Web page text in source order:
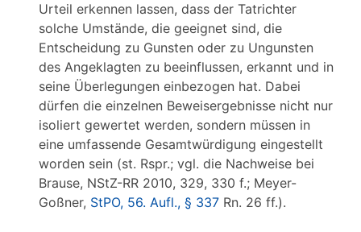
Urteil erkennen lassen, dass der Tatrichter
solche Umstände, die geeignet sind, die
Entscheidung zu Gunsten oder zu Ungunsten
des Angeklagten zu beeinflussen, erkannt und in
seine Überlegungen einbezogen hat. Dabei
dürfen die einzelnen Beweisergebnisse nicht nur
isoliert gewertet werden, sondern müssen in
eine umfassende Gesamtwürdigung eingestellt
worden sein (st. Rspr.; vgl. die Nachweise bei
Brause, NStZ-RR 2010, 329, 330 f.; Meyer-
Goßner, StPO, 56. Aufl., § 337 Rn. 26 ff.).